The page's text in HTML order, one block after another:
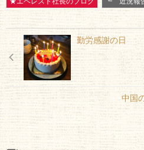
勤労感謝の日
中国